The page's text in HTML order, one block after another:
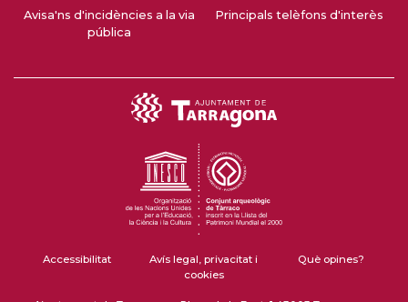
Avisa'ns d'incidències a la via
pública
Principals telèfons d'interès
Accessibilitat
Avís legal, privacitat i
cookies
Què opines?